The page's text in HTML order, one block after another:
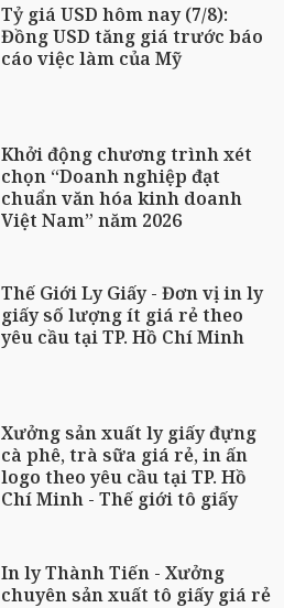
Tỷ giá USD hôm nay (7/8):
Đồng USD tăng giá trước báo
cáo việc làm của Mỹ
Khởi động chương trình xét
chọn “Doanh nghiệp đạt
chuẩn văn hóa kinh doanh
Việt Nam” năm 2026
Thế Giới Ly Giấy - Đơn vị in ly
giấy số lượng ít giá rẻ theo
yêu cầu tại TP. Hồ Chí Minh
Xưởng sản xuất ly giấy đựng
cà phê, trà sữa giá rẻ, in ấn
logo theo yêu cầu tại TP. Hồ
Chí Minh - Thế giới tô giấy
In ly Thành Tiến - Xưởng
chuyên sản xuất tô giấy giá rẻ